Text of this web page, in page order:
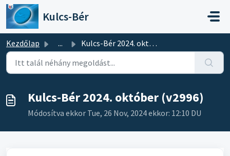
Kihagyás a tartalom megtartásához
Kulcs-Bér
Kezdőlap ... Kulcs-Bér 2024. október (v2996)
Kulcs-Bér 2024. október (v2996)
Módosítva ekkor Tue, 26 Nov, 2024 ekkor: 12:10 DU